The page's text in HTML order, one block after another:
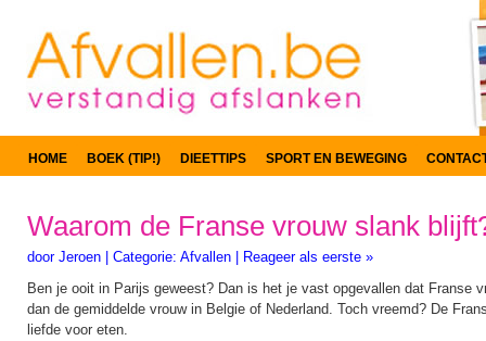
HOME BOEK (TIP!) DIEETTIPS SPORT EN BEWEGING
Waarom de Franse vrouw slank
door Jeroen Categorie: Afvallen
Reageer als eerste »
Ben je ooit in Parijs geweest? Dan is het je vast opgevallen dat Franse
dan de gemiddelde vrouw in Belgie of Nederland. Toch vreemd? De
liefde voor eten.